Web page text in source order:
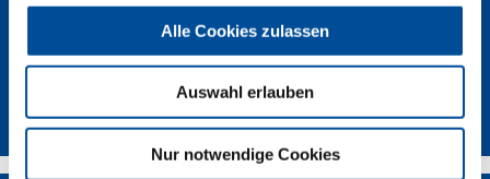
Alle Cookies zulassen
Auswahl erlauben
Nur notwendige Cookies
GEDORE Torque Solutions Log-In